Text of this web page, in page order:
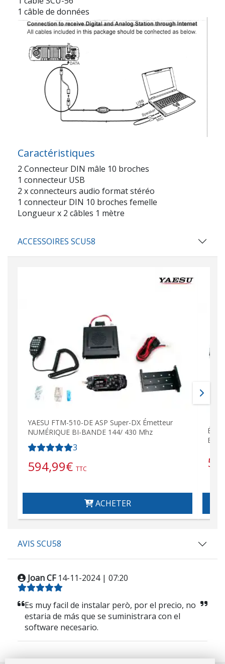
1 câble de données
Caractéristiques
2 Connecteur DIN mâle 10 broches
1 connecteur USB
2 x connecteurs audio format stéréo
1 connecteur DIN 10 broches femelle
Longueur x 2 câbles 1 mètre
ACCESSOIRES SCU58
YAESU FTM-510-DE ASP Super-DX Émetteur
NUMÉRIQUE BI-BANDE 144/ 430 Mhz
3
594,99€ TTC
ACHETER
BI-
AVIS SCU58
Joan CF 14-11-2024 | 07:20
Es muy facil de instalar però, por el precio, no
estaria de más que se suministrara con el
software necesario.